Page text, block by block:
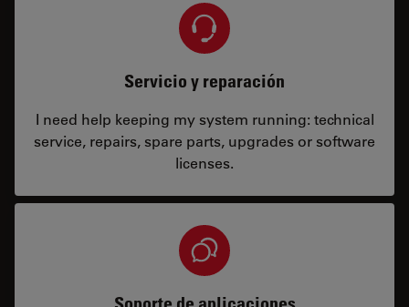
Servicio y reparación
I need help keeping my system running: technical
service, repairs, spare parts, upgrades or software
licenses.